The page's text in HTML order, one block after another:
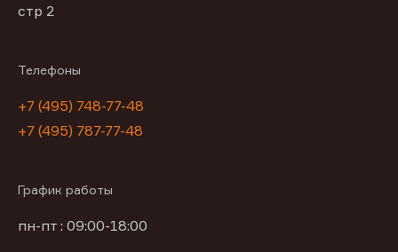
стр 2
Телефоны
+7 (495) 748-77-48
+7 (495) 787-77-48
График работы
пн-пт : 09:00-18:00